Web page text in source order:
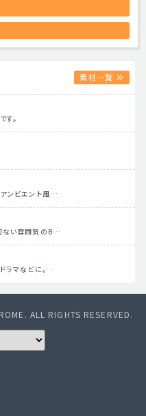
素材一覧
す。
アンビエント風…
ない雰囲気のB…
ラマなどに。…
ALL RIGHTS RESERVED.